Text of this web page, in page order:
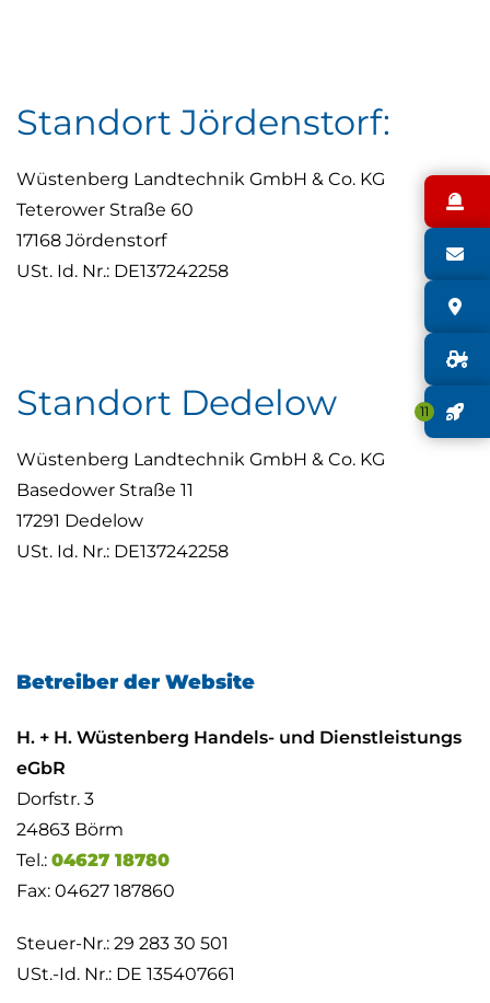
11
Standort Jördenstorf:
Wüstenberg Landtechnik GmbH & Co. KG
Teterower Straße 60
17168 Jördenstorf
USt. Id. Nr.: DE137242258
Standort Dedelow
Wüstenberg Landtechnik GmbH & Co. KG
Basedower Straße 11
17291 Dedelow
USt. Id. Nr.: DE137242258
Betreiber der Website
H. + H. Wüstenberg Handels- und Dienstleistungs
eGbR
Dorfstr. 3
24863 Börm
Tel.: 04627 18780
Fax: 04627 187860
Steuer-Nr.: 29 283 30 501
USt.-Id. Nr.: DE 135407661